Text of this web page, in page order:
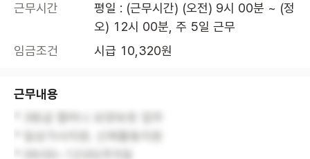
근무시간
평일 : (근무시간) (오전) 9시 00분 ~ (정
오) 12시 00분, 주 5일 근무
임금조건
시급 10,320원
근무내용